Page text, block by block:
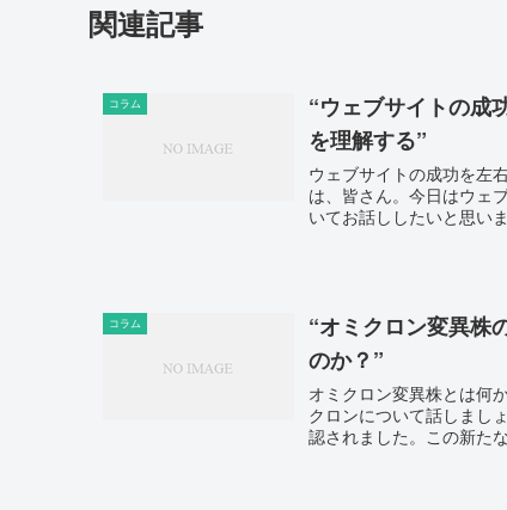
関連記事
コラム
“ウェブサイトの成
を理解する”
ウェブサイトの成功を左
は、皆さん。今日はウェ
いてお話ししたいと思い
コラム
“オミクロン変異株
のか？”
オミクロン変異株とは何
クロンについて話しまし
認されました。この新た